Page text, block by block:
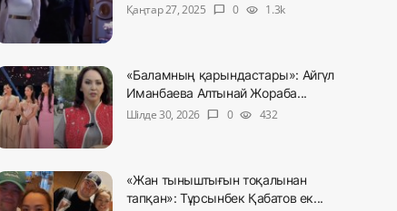
Қаңтар 27, 2025
chat_bubble 0 visibility 1.3k
«Баламның қарындастары»: Айгүл
Иманбаева Алтынай Жораба...
Шілде 30, 2026
chat_bubble 0 visibility 432
«Жан тыныштығын тоқалынан
тапқан»: Тұрсынбек Қабатов ек...